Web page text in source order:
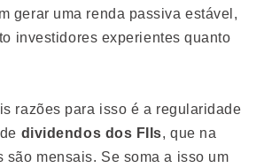
gerar uma renda passiva estável,
investidores experientes quanto
razões para isso é a regularidade
dividendos dos FIIs, que na
são mensais. Se soma a isso um